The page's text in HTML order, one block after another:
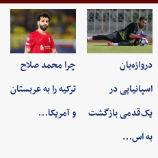
دروازه‌بان
اسپانیایی در
یک‌قدمی بازگشت
به اس…
چرا محمد صلاح
ترکیه را به عربستان
و آمریکا…